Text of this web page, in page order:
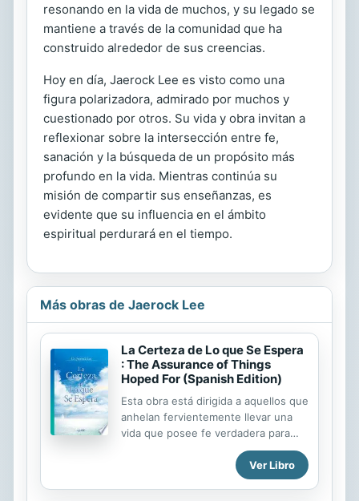
resonando en la vida de muchos, y su legado se
mantiene a través de la comunidad que ha
construido alrededor de sus creencias.
Hoy en día, Jaerock Lee es visto como una
figura polarizadora, admirado por muchos y
cuestionado por otros. Su vida y obra invitan a
reflexionar sobre la intersección entre fe,
sanación y la búsqueda de un propósito más
profundo en la vida. Mientras continúa su
misión de compartir sus enseñanzas, es
evidente que su influencia en el ámbito
espiritual perdurará en el tiempo.
Más obras de Jaerock Lee
La Certeza de Lo que Se Espera
: The Assurance of Things
Hoped For (Spanish Edition)
Esta obra está dirigida a aquellos que
anhelan fervientemente llevar una
vida que posee fe verdadera para
glorificar a Dios, difundir el amor de
Dios y compartir el evangelio del
Señor. En las últimas dos décadas he
Ver Libro